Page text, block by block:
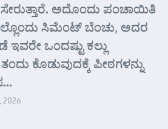
ಸೇರುತ್ತಾರೆ. ಅದೊಂದು ಪಂಚಾಯಿತಿ
ಸಿಮೆಂಟ್ ಬೆಂಚು, ಅದರ
ಒಂದಷ್ಟು ಕಲ್ಲು
ಕೊಡುವುದಕ್ಕೆ ಪೀಠಗಳನ್ನು
2026